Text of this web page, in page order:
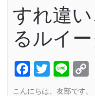
すれ違
るルイ
Facebook
Twitter
Line
こんにちは、友部です。